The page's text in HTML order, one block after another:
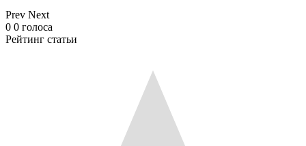
Prev Next
0 0 голоса
Рейтинг статьи